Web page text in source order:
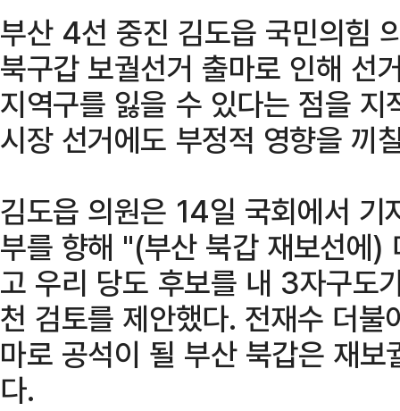
부산 4선 중진 김도읍 국민의힘
북구갑 보궐선거 출마로 인해 선
지역구를 잃을 수 있다는 점을
시장 선거에도 부정적 영향을 끼
김도읍 의원은 14일 국회에서 기
부를 향해 "(부산 북갑 재보선에)
고 우리 당도 후보를 내 3자구도
천 검토를 제안했다. 전재수 더
마로 공석이 될 부산 북갑은 재
다.